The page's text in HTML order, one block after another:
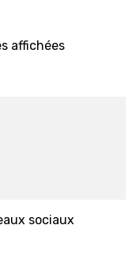
affichées
sociaux